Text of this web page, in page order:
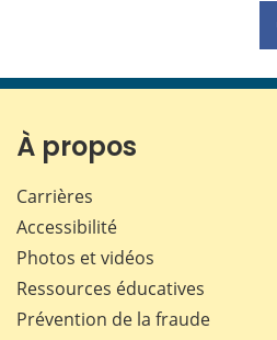
À propos
Carrières
Accessibilité
Photos et vidéos
Ressources éducatives
Prévention de la fraude